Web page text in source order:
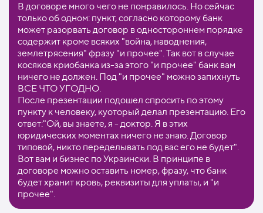
В договоре много чего не понравилось. Но сейчас
только об одном: пункт, согласно которому банк
может разорвать договор в одностороннем порядке
содержит кроме всяких "война, наводнения,
землетрясения" фразу "и прочее". Так вот в случае
косяков криобанка из-за этого "и прочее" банк вам
ничего не должен. Под "и прочее" можно запихнуть
ВСЕ ЧТО УГОДНО.
После презентации подошел спросить по этому
пункту к человеку, куоторый делал презентацию. Его
ответ:"Ой, вы знаете, я - доктор. Я в этих
юридических моментах ничего не знаю. Договор
типовой, никто переделывать под вас его не будет".
Вот вам и бизнес по Украински. В принципе в
договоре можно оставить номер, фразу, что банк
будет хранит кровь, реквизиты для уплаты, и "и
прочее".